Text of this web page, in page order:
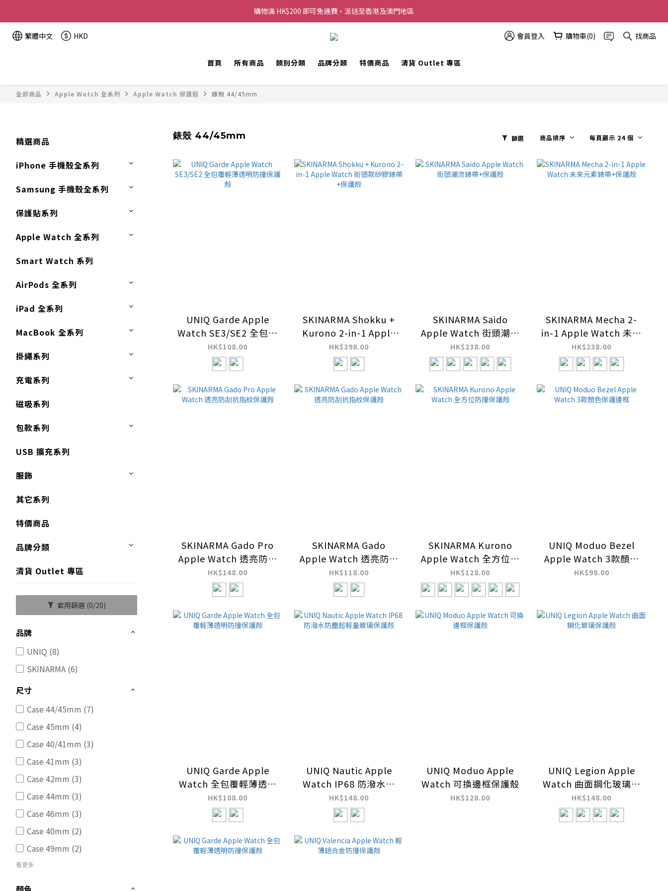
購物滿 HK$200 即可免運費，派送至香港及澳門地區
購物滿 HK$200 即可免運費，派送至香港及澳門地區
全單金額：每滿 HK$250，以轉數快或八達通方式付款，額外再減 HK$10，買得越多優惠越多!
繁體中文 HKD 會員登入 購物車(0) 找商品
首頁 所有商品 類別分類 品牌分類 特價商品 清貨 Outlet 專區
全部商品 Apple Watch 全系列 Apple Watch 保護殼 錶殼 44/45mm
精選商品
iPhone 手機殼全系列
Samsung 手機殼全系列
保護貼系列
Apple Watch 全系列
Smart Watch 系列
AirPods 全系列
iPad 全系列
MacBook 全系列
掛繩系列
充電系列
磁吸系列
包款系列
USB 擴充系列
服飾
其它系列
特價商品
品牌分類
清貨 Outlet 專區
套用篩選 (0/20)
品牌
UNIQ (8)
SKINARMA (6)
尺寸
Case 44/45mm (7)
Case 45mm (4)
Case 40/41mm (3)
Case 41mm (3)
Case 42mm (3)
Case 44mm (3)
Case 46mm (3)
Case 40mm (2)
Case 49mm (2)
看更多
錶殼 44/45mm 篩選 商品排序 每頁顯示 24 個
UNIQ Garde Apple
Watch SE3/SE2 全包覆
輕薄透明防撞保護殼
HK$108.00
SKINARMA Shokku +
Kurono 2-in-1 Apple
Watch 街頭款矽膠錶帶
+保護殼
HK$398.00
SKINARMA Saido
Apple Watch 街頭潮流
錶帶+保護殼
HK$238.00
SKINARMA Mecha 2-
in-1 Apple Watch 未來
元素錶帶+保護殼
HK$238.00
SKINARMA Gado Pro
Apple Watch 透亮防刮
抗指紋保護殼
HK$148.00
SKINARMA Gado
Apple Watch 透亮防刮
抗指紋保護殼
HK$118.00
SKINARMA Kurono
Apple Watch 全方位防
撞保護殼
HK$128.00
UNIQ Moduo Bezel
Apple Watch 3款顏色
保護邊框
HK$98.00
UNIQ Garde Apple
Watch 全包覆輕薄透明
防撞保護殼
HK$108.00
UNIQ Nautic Apple
Watch IP68 防潑水防
塵超輕量玻璃保護殼
HK$148.00
UNIQ Moduo Apple
Watch 可換邊框保護殼
HK$128.00
UNIQ Legion Apple
Watch 曲面鋼化玻璃保
護殼
HK$148.00